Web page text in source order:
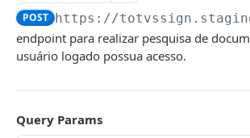
API IDENTITYINTEGRATION -
API de autenticação e autorização
/v2/administrators/user
Auth
POST https://
endpoint para realizar pesquisa de
usuário logado possua acesso.
Query Params